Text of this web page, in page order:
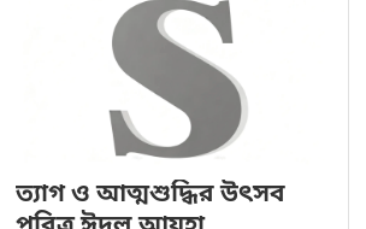
ত্যাগ ও আত্মশুদ্ধির উৎসব